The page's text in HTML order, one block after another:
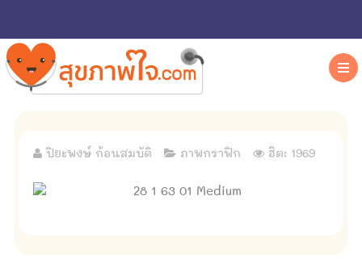
ปิยะพงษ์ ก้อนสมบัติ ภาพกราฟิก ฮิต: 1969